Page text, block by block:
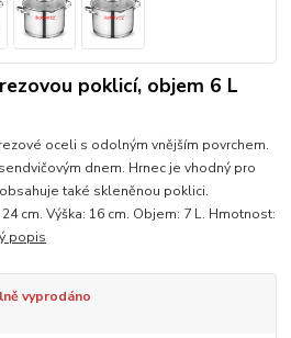
poklicí, objem 6 L
oceli s odolným vnějším povrchem.
dnem. Hrnec je vhodný pro
také skleněnou poklici.
cm. Výška: 16 cm. Objem: 7 L. Hmotnost:
popis
vyprodáno